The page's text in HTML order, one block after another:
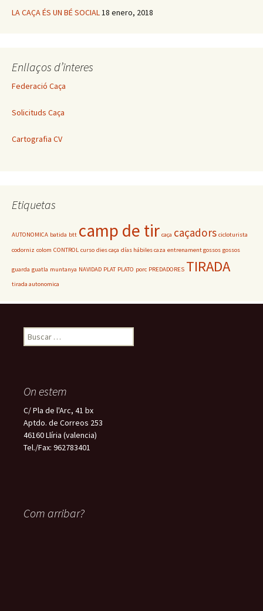
LA CAÇA ÉS UN BÉ SOCIAL18 enero, 2018
Enllaços d’interes
Federació Caça
Solicituds Caça
Cartografia CV
Etiquetas
AUTONOMICA batida btt camp de tir caça caçadors cicloturista
codorniz colom CONTROL curso dies caça días hábiles caza entrenament gossos gossos
guarda guatla muntanya NAVIDAD PLAT PLATO porc PREDADORES TIRADA
tirada autonomica
Buscar:
On estem
C/ Pla de l'Arc, 41 bx
Aptdo. de Correos 253
46160 Llíria (valencia)
Tel./Fax: 962783401
Com arribar?